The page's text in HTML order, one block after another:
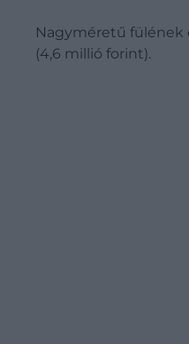
Nagyméretű fülének
(4,6 millió forint).